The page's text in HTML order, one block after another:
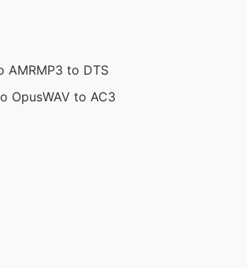
AMRMP3 to DTS
OpusWAV to AC3